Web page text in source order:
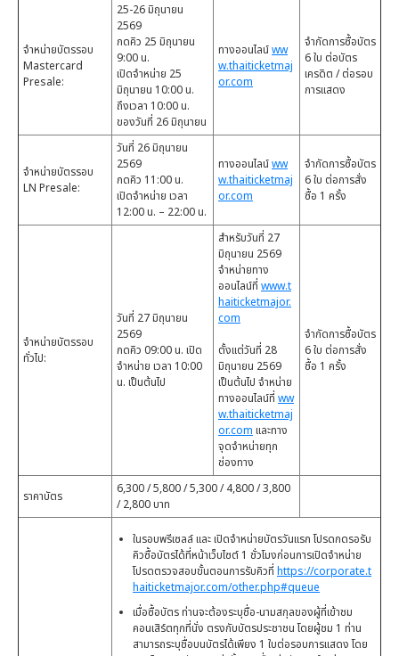
จำหน่ายบัตรรอบ
Mastercard
Presale:
25-26 มิถุนายน
2569
กดคิว 25 มิถุนายน
9:00 น.
เปิดจำหน่าย 25
มิถุนายน 10:00 น.
ถึงเวลา 10:00 น.
ของวันที่ 26 มิถุนายน
ทางออนไลน์ww
w.thaiticketmaj
or.com
จำกัดการซื้อบัตร
6 ใบ ต่อบัตร
เครดิต / ต่อรอบ
การแสดง
จำหน่ายบัตรรอบ
LN Presale:
วันที่ 26 มิถุนายน
2569
กดคิว 11:00 น.
เปิดจำหน่าย เวลา
12:00 น. – 22:00 น.
ทางออนไลน์ww
w.thaiticketmaj
or.com
จำกัดการซื้อบัตร
6 ใบ ต่อการสั่ง
ซื้อ 1 ครั้ง
จำหน่ายบัตรรอบ
ทั่วไป:
วันที่ 27 มิถุนายน
2569
กดคิว 09:00 น. เปิด
จำหน่าย เวลา 10:00
น. เป็นต้นไป
สำหรับวันที่ 27
มิถุนายน 2569
จำหน่ายทาง
ออนไลน์ที่ www.t
haiticketmajor.
com
ตั้งแต่วันที่ 28
มิถุนายน 2569
เป็นต้นไป จำหน่าย
ทางออนไลน์ที่ ww
w.thaiticketmaj
or.com และทาง
จุดจำหน่ายทุก
ช่องทาง
จำกัดการซื้อบัตร
6 ใบ ต่อการสั่ง
ซื้อ 1 ครั้ง
ราคาบัตร
6,300 / 5,800 / 5,300 / 4,800 / 3,800
/ 2,800 บาท
ในรอบพรีเซลล์ และ เปิดจำหน่ายบัตรวันแรก โปรดกดรอรับ
คิวซื้อบัตรได้ที่หน้าเว็บไซต์ 1 ชั่วโมงก่อนการเปิดจำหน่าย
โปรดตรวจสอบขั้นตอนการรับคิวที่ https://corporate.t
haiticketmajor.com/other.php#queue
เมื่อซื้อบัตร ท่านจะต้องระบุชื่อ-นามสกุลของผู้ที่เข้าชม
คอนเสิร์ตทุกที่นั่ง ตรงกับบัตรประชาชน โดยผู้ชม 1 ท่าน
สามารถระบุชื่อบนบัตรได้เพียง 1 ใบต่อรอบการแสดง โดย